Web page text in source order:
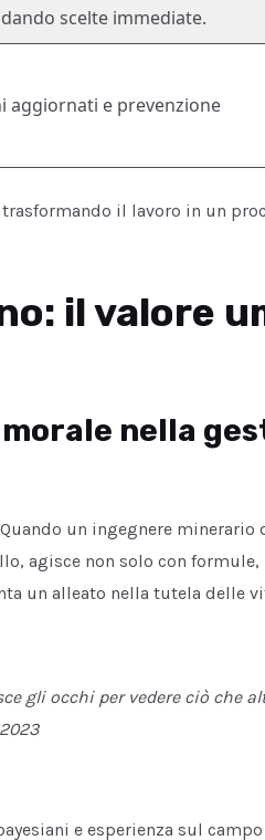
scelte immediate.
aggiornati e prevenzione
il lavoro in un
il valore
nella
un ingegnere minerario
agisce non solo con formule,
un alleato nella tutela delle
gli occhi per vedere ciò che
e esperienza sul